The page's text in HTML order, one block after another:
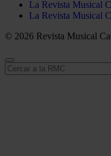
La Revista Musical
La Revista Musical
© 2026 Revista Musical